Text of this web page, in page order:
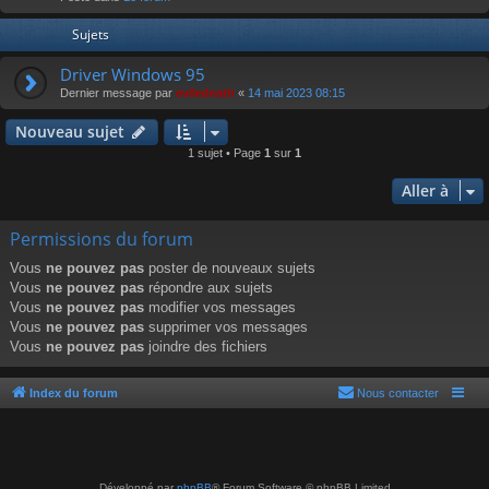
Sujets
Driver Windows 95
Dernier message par eviledeath « 14 mai 2023 08:15
Nouveau sujet
1 sujet • Page 1 sur 1
Aller à
Permissions du forum
Vous ne pouvez pas poster de nouveaux sujets
Vous ne pouvez pas répondre aux sujets
Vous ne pouvez pas modifier vos messages
Vous ne pouvez pas supprimer vos messages
Vous ne pouvez pas joindre des fichiers
Index du forum Nous contacter